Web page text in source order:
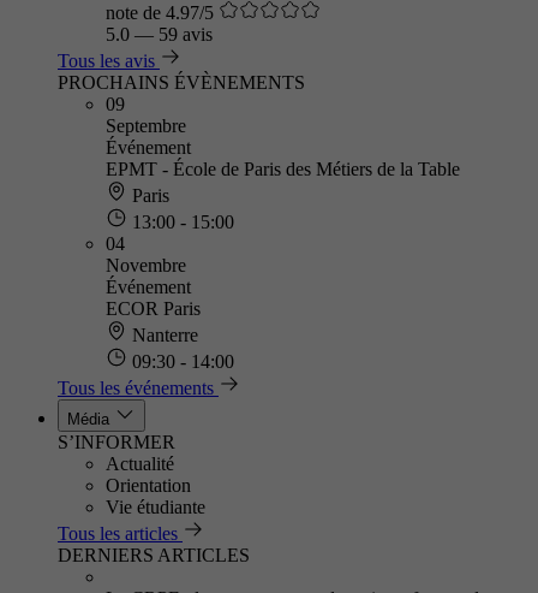
note de 4.97/5
5.0 — 59 avis
Tous les avis
PROCHAINS ÉVÈNEMENTS
09
Septembre
Événement
EPMT - École de Paris des Métiers de la Table
Paris
13:00 - 15:00
04
Novembre
Événement
ECOR Paris
Nanterre
09:30 - 14:00
Tous les événements
Média
S’INFORMER
Actualité
Orientation
Vie étudiante
Tous les articles
DERNIERS ARTICLES